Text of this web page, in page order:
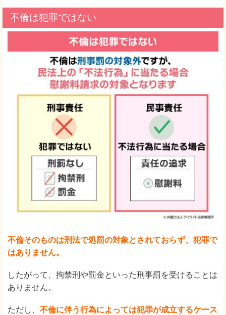
不倫は犯罪ではない
不倫そのものは刑法で処罰の対象とされておらず、犯罪で
はありません。
したがって、拘禁刑や罰金といった刑事罰を受けることは
ありません。
ただし、 不倫に伴う行為によっては犯罪が成立するケース